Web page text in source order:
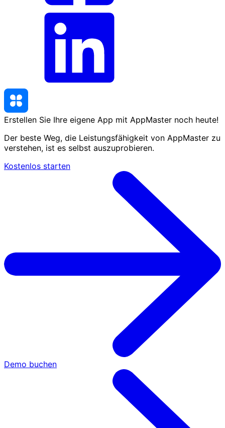
Erstellen Sie Ihre eigene App mit AppMaster noch heute!
Der beste Weg, die Leistungsfähigkeit von AppMaster zu
verstehen, ist es selbst auszuprobieren.
Kostenlos starten
Demo buchen